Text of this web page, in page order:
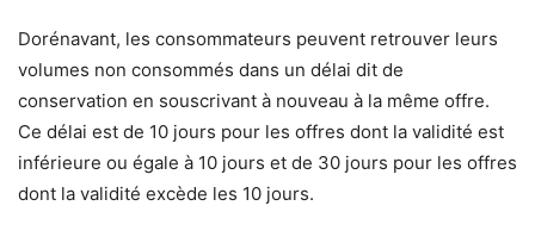
Dorénavant, les consommateurs peuvent retrouver leurs
volumes non consommés dans un délai dit de
conservation en souscrivant à nouveau à la même offre.
Ce délai est de 10 jours pour les offres dont la validité est
inférieure ou égale à 10 jours et de 30 jours pour les offres
dont la validité excède les 10 jours.